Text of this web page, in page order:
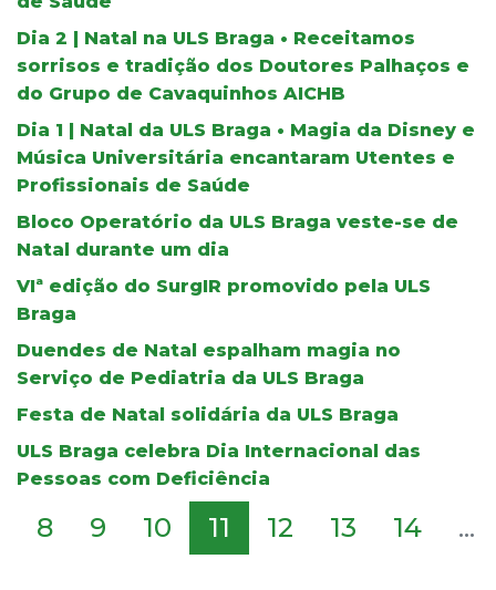
Dia 2 | Natal na ULS Braga • Receitamos
sorrisos e tradição dos Doutores Palhaços e
do Grupo de Cavaquinhos AICHB
Dia 1 | Natal da ULS Braga • Magia da Disney e
Música Universitária encantaram Utentes e
Profissionais de Saúde
Bloco Operatório da ULS Braga veste-se de
Natal durante um dia
VIª edição do SurgIR promovido pela ULS
Braga
Duendes de Natal espalham magia no
Serviço de Pediatria da ULS Braga
Festa de Natal solidária da ULS Braga
ULS Braga celebra Dia Internacional das
Pessoas com Deficiência
8 9 10 11 12 13 14 ...